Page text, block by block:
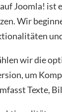
Joomla! ist
Wir
wir die
um
Texte,